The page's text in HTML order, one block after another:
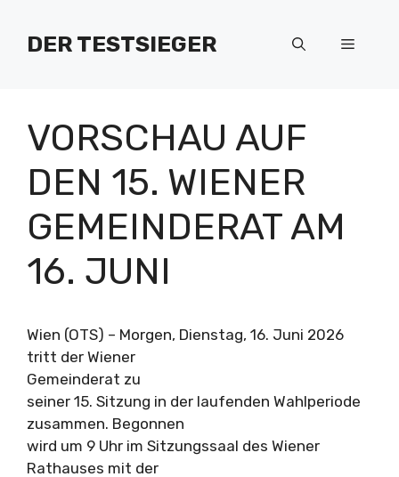
Inhalt
springenDER TESTSIEGER Menü
VORSCHAU AUF
DEN 15. WIENER
GEMEINDERAT AM
16. JUNI
Wien (OTS) – Morgen, Dienstag, 16. Juni 2026
tritt der Wiener
Gemeinderat zu
seiner 15. Sitzung in der laufenden Wahlperiode
zusammen. Begonnen
wird um 9 Uhr im Sitzungssaal des Wiener
Rathauses mit der